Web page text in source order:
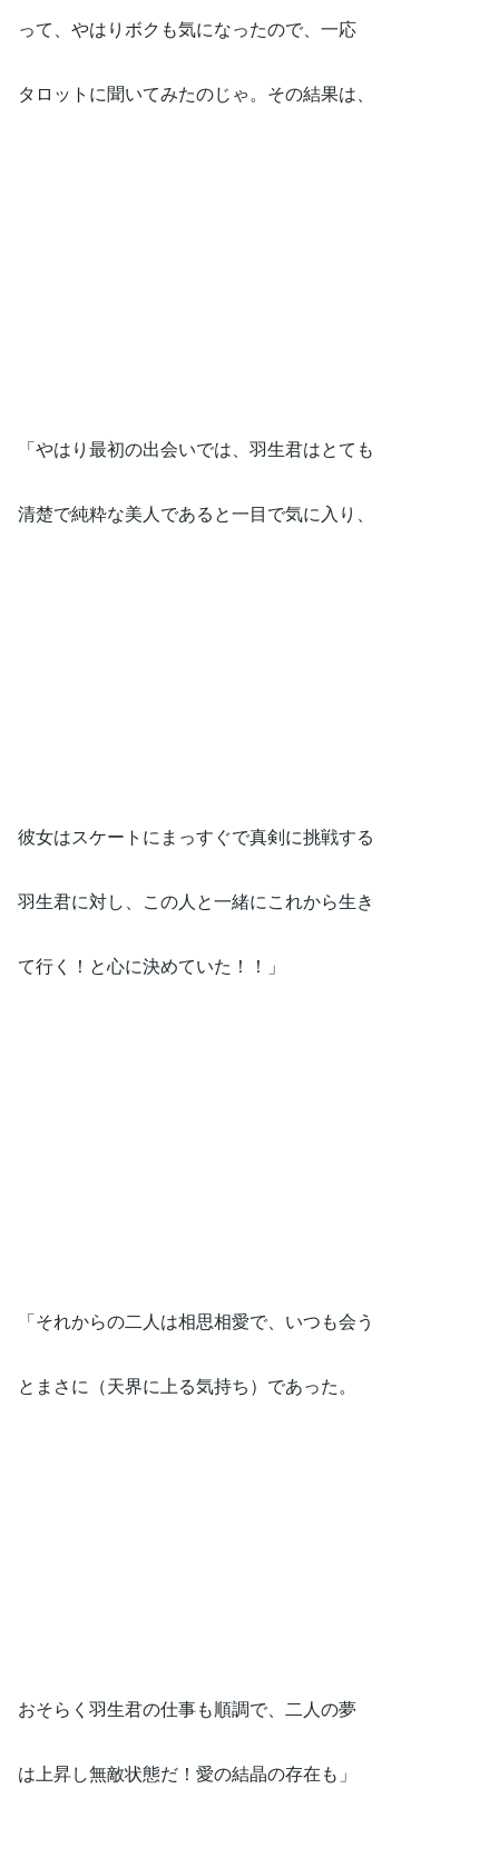
って、やはりボクも気になったので、一応
タロットに聞いてみたのじゃ。その結果は、
「やはり最初の出会いでは、羽生君はとても
清楚で純粋な美人であると一目で気に入り、
彼女はスケートにまっすぐで真剣に挑戦する
羽生君に対し、この人と一緒にこれから生き
て行く！と心に決めていた！！」
「それからの二人は相思相愛で、いつも会う
とまさに（天界に上る気持ち）であった。
おそらく羽生君の仕事も順調で、二人の夢
は上昇し無敵状態だ！愛の結晶の存在も」